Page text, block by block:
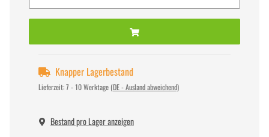
Knapper Lagerbestand
Lieferzeit:7 - 10 Werktage (DE - Ausland abweichend)
Bestand pro Lager anzeigen